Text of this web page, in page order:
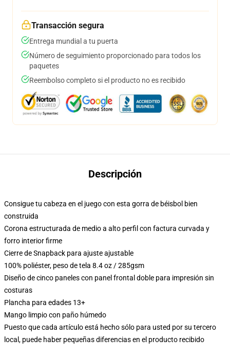
Transacción segura
Entrega mundial a tu puerta
Número de seguimiento proporcionado para todos los
paquetes
Reembolso completo si el producto no es recibido
Descripción
Consigue tu cabeza en el juego con esta gorra de béisbol bien
construida
Corona estructurada de medio a alto perfil con factura curvada y
forro interior firme
Cierre de Snapback para ajuste ajustable
100% poliéster, peso de tela 8.4 oz / 285gsm
Diseño de cinco paneles con panel frontal doble para impresión sin
costuras
Plancha para edades 13+
Mango limpio con paño húmedo
Puesto que cada artículo está hecho sólo para usted por su tercero
local, puede haber pequeñas diferencias en el producto recibido